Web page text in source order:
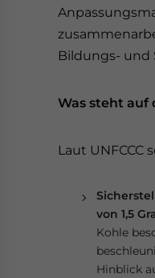
Bildungs- und
Was steht auf
Laut UNFCCC
von 1,5
Kohle
Hinblick